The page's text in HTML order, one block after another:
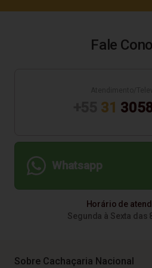
Fale
31
Whatsapp
Horário de
Segunda à Sexta das
Sobre Cachaçaria Nacional